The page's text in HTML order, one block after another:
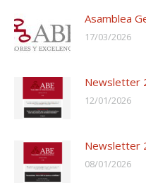
Asamblea
17/03/2026
Newsletter
12/01/2026
Newsletter
08/01/2026